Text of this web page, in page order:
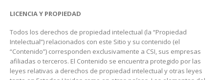
LICENCIA Y PROPIEDAD
Todos los derechos de propiedad intelectual (la “Propiedad
Intelectual”) relacionados con este Sitio y su contenido (el
“Contenido”) corresponden exclusivamente a CSI, sus empresas
afiliadas o terceros. El Contenido se encuentra protegido por las
leyes relativas a derechos de propiedad intelectual y otras leyes